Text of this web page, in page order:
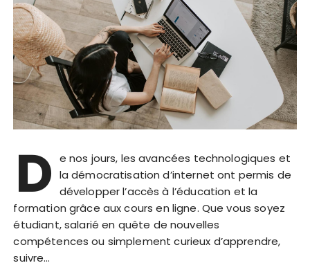
D e nos jours, les avancées technologiques et
la démocratisation d’internet ont permis de
développer l’accès à l’éducation et la
formation grâce aux cours en ligne. Que vous soyez
étudiant, salarié en quête de nouvelles
compétences ou simplement curieux d’apprendre,
suivre…